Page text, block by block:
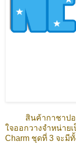
สินค้ากาชาปอ
ใจออกวางจำหน่าย
Charm ชุดที่ 3 จะมี